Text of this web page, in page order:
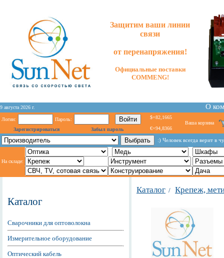
Защитим ваши линии
связи
от перенапряжения!
Официальные поставки
COMMENG!
9 августа 2026 г. О
Логин:
Пароль:
Зарегистрироваться
Забыл пароль
$=82,1665
€=94,8366
Ваша корзина
:) Человек всегда верит
На складе:
Каталог
Сварочники для оптоволокна
Измерительное оборудование
Оптический кабель
Каталог / Крепеж,